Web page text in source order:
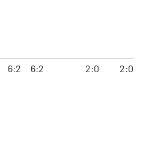
6:2 6:2 2:0 2:0